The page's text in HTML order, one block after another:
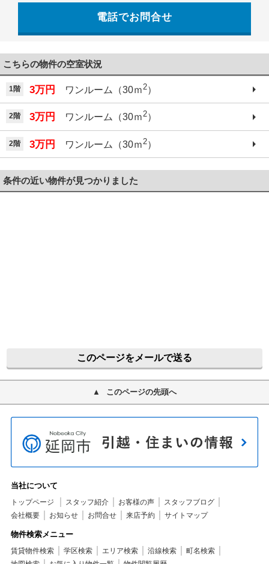
電話でお問合せ
こちらの物件の空室状況
1階 3万円 ワンルーム（30ｍ2）
2階 3万円 ワンルーム（30ｍ2）
2階 3万円 ワンルーム（30ｍ 2）
条件の近い物件が見つかりました
このページをメールで送る
このページの先頭へ
当社について
トップページ スタッフ紹介 お客様の声
スタッフブログ
会社概要
お知らせ お問合せ 来店予約 サイトマップ
物件検索メニュー
賃貸物件検索 学区検索 エリア検索 沿線検索
町名検索